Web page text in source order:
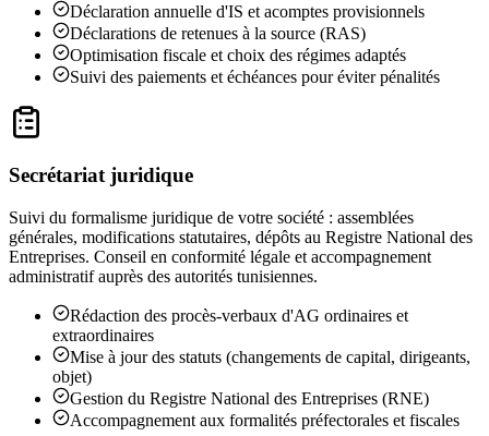
Déclaration annuelle d'IS et acomptes provisionnels
Déclarations de retenues à la source (RAS)
Optimisation fiscale et choix des régimes adaptés
Suivi des paiements et échéances pour éviter pénalités
Secrétariat juridique
Suivi du formalisme juridique de votre société : assemblées
générales, modifications statutaires, dépôts au Registre National des
Entreprises. Conseil en conformité légale et accompagnement
administratif auprès des autorités tunisiennes.
Rédaction des procès-verbaux d'AG ordinaires et
extraordinaires
Mise à jour des statuts (changements de capital, dirigeants,
objet)
Gestion du Registre National des Entreprises (RNE)
Accompagnement aux formalités préfectorales et fiscales